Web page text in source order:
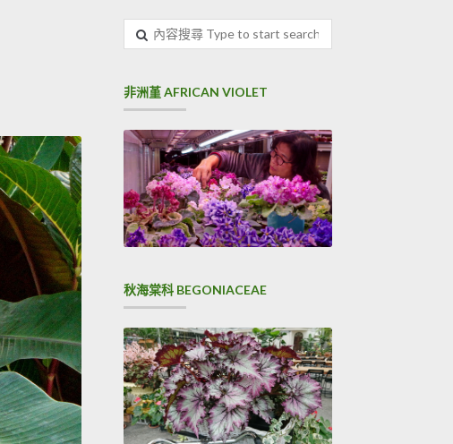
容
尋
非洲堇 AFRICAN VIOLET
秋海棠科 BEGONIACEAE